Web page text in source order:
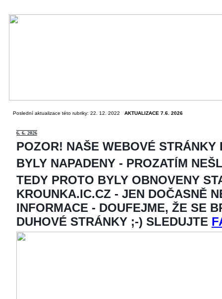
Poslední aktualizace této rubriky: 22. 12. 2022 AKTUALIZACE 7.6. 2026
6. 6. 2026
POZOR! NAŠE WEBOVÉ STRÁNKY
BYLY NAPADENY - PROZATÍM
TEDY PROTO BYLY OBNOVENY
KROUNKA.IC.CZ - JEN DOČASNĚ
INFORMACE - DOUFEJME, ŽE SE
DUHOVÉ STRÁNKY ;-) SLEDUJTE